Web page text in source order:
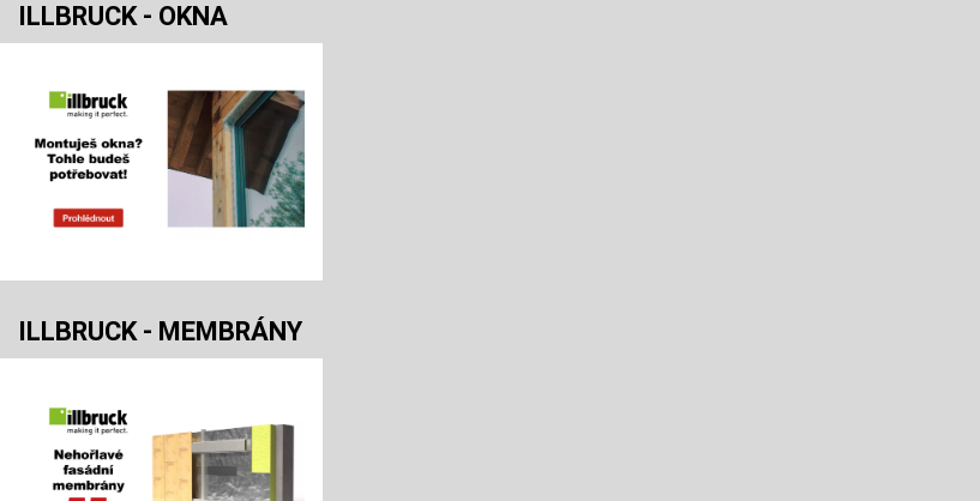
ILLBRUCK - OKNA
ILLBRUCK - MEMBRÁNY